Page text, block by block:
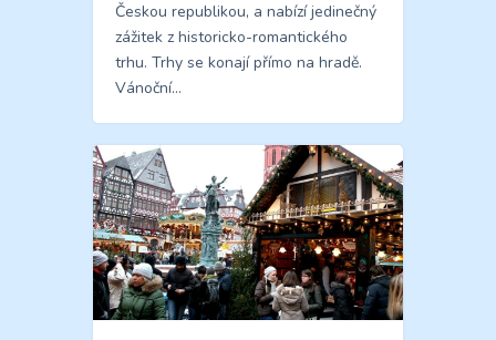
Českou republikou, a nabízí jedinečný
zážitek z historicko-romantického
trhu. Trhy se konají přímo na hradě.
Vánoční…